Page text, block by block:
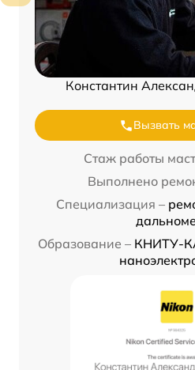
Константин
Вызвать
Стаж работы
Выполнено
Специализация –
Образование – КНИТУ-